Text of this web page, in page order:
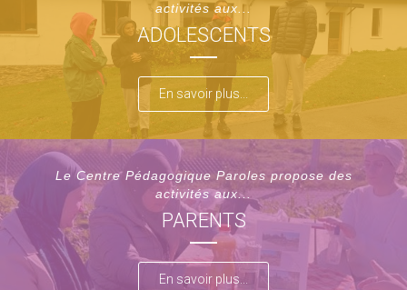
activités aux...
ADOLESCENTS
En savoir plus...
Le Centre Pédagogique Paroles propose des
activités aux...
PARENTS
En savoir plus...